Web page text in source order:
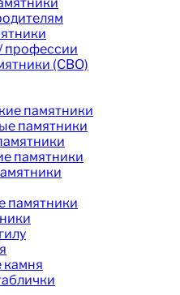
профессии
(СВО)
памятники
памятники
памятники
памятники
камня